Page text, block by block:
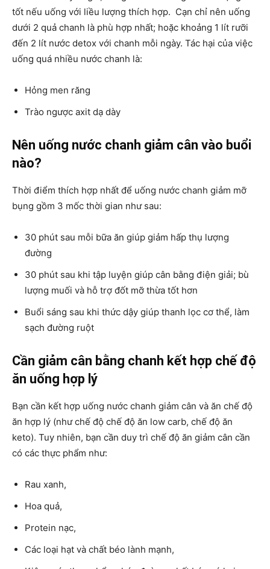
tốt nếu uống với liều lượng thích hợp. Cạn chỉ nên uống
dưới 2 quả chanh là phù hợp nhất; hoặc khoảng 1 lít rưỡi
đến 2 lít nước detox với chanh mỗi ngày. Tác hại của việc
uống quá nhiều nước chanh là:
Hỏng men răng
Trào ngược axit dạ dày
Nên uống nước chanh giảm cân vào buổi
nào?
Thời điểm thích hợp nhất để uống nước chanh giảm mỡ
bụng gồm 3 mốc thời gian như sau:
30 phút sau mỗi bữa ăn giúp giảm hấp thụ lượng
đường
30 phút sau khi tập luyện giúp cân bằng điện giải; bù
lượng muối và hỗ trợ đốt mỡ thừa tốt hơn
Buổi sáng sau khi thức dậy giúp thanh lọc cơ thể, làm
sạch đường ruột
Cần giảm cân bằng chanh kết hợp chế độ
ăn uống hợp lý
Bạn cần kết hợp uống nước chanh giảm cân và ăn chế độ
ăn hợp lý (như chế độ chế độ ăn low carb, chế độ ăn
keto). Tuy nhiên, bạn cần duy trì chế độ ăn giảm cân cần
có các thực phẩm như:
Rau xanh,
Hoa quả,
Protein nạc,
Các loại hạt và chất béo lành mạnh,